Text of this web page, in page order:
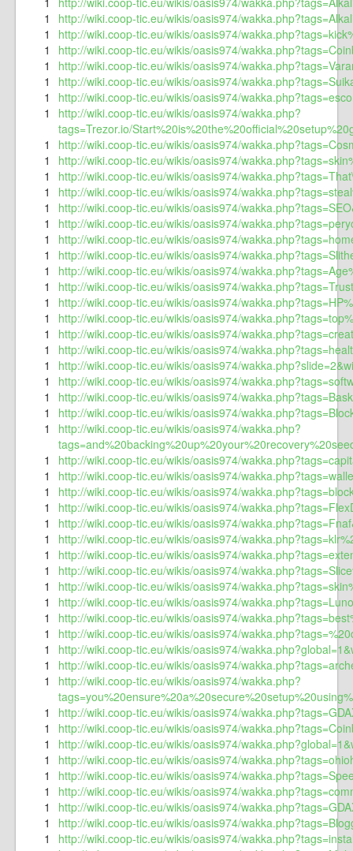
1
http://wiki.coop-tic.eu/wikis/oasis974/
1
http://wiki.coop-tic.eu/wikis/oasis974/
1
http://wiki.coop-tic.eu/wikis/oasis974/
1
http://wiki.coop-tic.eu/wikis/oasis974/
1
http://wiki.coop-tic.eu/wikis/oasis974/
1
http://wiki.coop-tic.eu/wikis/oasis974/
1
http://wiki.coop-tic.eu/wikis/oasis974/wakka.php?
tags=Trezor.io/
1
http://wiki.coop-tic.eu/wikis/oasis974/
1
http://wiki.coop-tic.eu/wikis/oasis974/
1
http://wiki.coop-tic.eu/wikis/oasis974/
1
http://wiki.coop-tic.eu/wikis/oasis974/
1
http://wiki.coop-tic.eu/wikis/oasis974/
1
http://wiki.coop-tic.eu/wikis/oasis974/
1
http://wiki.coop-tic.eu/wikis/oasis974/
1
http://wiki.coop-tic.eu/wikis/oasis974/
1
http://wiki.coop-tic.eu/wikis/oasis974/
1
http://wiki.coop-tic.eu/wikis/oasis974/
1
http://wiki.coop-tic.eu/wikis/oasis974/
1
http://wiki.coop-tic.eu/wikis/oasis974/
1
http://wiki.coop-tic.eu/wikis/oasis974/
1
http://wiki.coop-tic.eu/wikis/oasis974/
1
http://wiki.coop-tic.eu/wikis/oasis974/
1
http://wiki.coop-tic.eu/wikis/oasis974/
1
http://wiki.coop-tic.eu/wikis/oasis974/
1
http://wiki.coop-tic.eu/wikis/oasis974/
1
http://wiki.coop-tic.eu/wikis/oasis974/wakka.php?
1
http://wiki.coop-tic.eu/wikis/oasis974/
1
http://wiki.coop-tic.eu/wikis/oasis974/
1
http://wiki.coop-tic.eu/wikis/oasis974/
1
http://wiki.coop-tic.eu/wikis/oasis974/
1
http://wiki.coop-tic.eu/wikis/oasis974/
1
http://wiki.coop-tic.eu/wikis/oasis974/
1
http://wiki.coop-tic.eu/wikis/oasis974/
1
http://wiki.coop-tic.eu/wikis/oasis974/
1
http://wiki.coop-tic.eu/wikis/oasis974/
1
http://wiki.coop-tic.eu/wikis/oasis974/
1
http://wiki.coop-tic.eu/wikis/oasis974/
1
http://wiki.coop-tic.eu/wikis/oasis974/
1
http://wiki.coop-tic.eu/wikis/oasis974/
1
http://wiki.coop-tic.eu/wikis/oasis974/
1
http://wiki.coop-tic.eu/wikis/oasis974/wakka.php?
1
http://wiki.coop-tic.eu/wikis/oasis974/
1
http://wiki.coop-tic.eu/wikis/oasis974/
1
http://wiki.coop-tic.eu/wikis/oasis974/
1
http://wiki.coop-tic.eu/wikis/oasis974/
1
http://wiki.coop-tic.eu/wikis/oasis974/
1
http://wiki.coop-tic.eu/wikis/oasis974/
1
http://wiki.coop-tic.eu/wikis/oasis974/
1
http://wiki.coop-tic.eu/wikis/oasis974/
1
http://wiki.coop-tic.eu/wikis/oasis974/